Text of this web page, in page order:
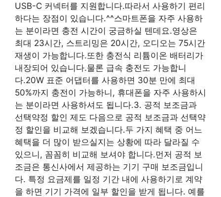
USB-C 커넥터를 지원합니다.따라서 사용하기 편리
하다는 장점이 있습니다.^^스마트폰을 자주 사용하
는 분이라면 충전 시간이 궁금하실 텐데요.영상은
최대 23시간, 스트리밍은 20시간, 오디오는 75시간
재생이 가능합니다.또한 충전식 리튬이온 배터리가
내장되어 있습니다.물론 급속 충전도 가능합니
다.20W 표준 어댑터를 사용하면 30분 만에 최대
50%까지 충전이 가능하니, 휴대폰을 자주 사용하시
는 분이라면 사용하셔도 됩니다.3. 공적 보조금과
선택약정 할인 제도 다음으로 공적 보조금과 선택약
정 할인을 비교해 보겠습니다.두 가지 혜택 중 어느
혜택을 더 많이 받으실지는 상황에 따라 달라질 수
있으니, 꼼꼼히 비교해 보셔야 합니다.먼저 공적 보
조금은 통신사에서 제공하는 기기 구매 보조금입니
다. 특정 요금제를 일정 기간 내에 사용하기로 계약
을 하면 기기 가격에 일부 할인을 받게 됩니다. 예를